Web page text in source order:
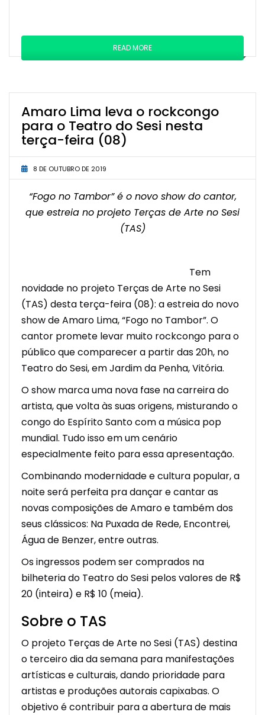
READ MORE
Amaro Lima leva o rockcongo
para o Teatro do Sesi nesta
terça-feira (08)
8 DE OUTUBRO DE 2019
“Fogo no Tambor” é o novo show do cantor,
que estreia no projeto Terças de Arte no Sesi
(TAS)
Tem
novidade no projeto Terças de Arte no Sesi
(TAS) desta terça-feira (08): a estreia do novo
show de Amaro Lima, “Fogo no Tambor”. O
cantor promete levar muito rockcongo para o
público que comparecer a partir das 20h, no
Teatro do Sesi, em Jardim da Penha, Vitória.
O show marca uma nova fase na carreira do
artista, que volta às suas origens, misturando o
congo do Espírito Santo com a música pop
mundial. Tudo isso em um cenário
especialmente feito para essa apresentação.
Combinando modernidade e cultura popular, a
noite será perfeita pra dançar e cantar as
novas composições de Amaro e também dos
seus clássicos: Na Puxada de Rede, Encontrei,
Água de Benzer, entre outras.
Os ingressos podem ser comprados na
bilheteria do Teatro do Sesi pelos valores de R$
20 (inteira) e R$ 10 (meia).
Sobre o TAS
O projeto Terças de Arte no Sesi (TAS) destina
o terceiro dia da semana para manifestações
artísticas e culturais, dando prioridade para
artistas e produções autorais capixabas. O
objetivo é contribuir para a abertura de mais